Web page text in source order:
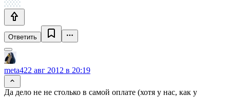
Ответить
meta422 авг 2012 в 20:19
Да дело не не столько в самой оплате (хотя у нас, как у